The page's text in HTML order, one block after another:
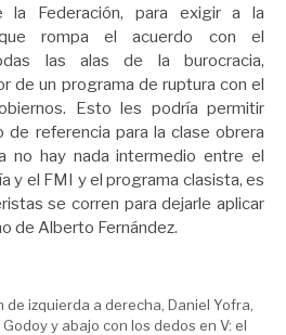
la Federación, para exigir a la
que rompa el acuerdo con el
las alas de la burocracia,
de un programa de ruptura con el
Esto les podría permitir
de referencia para la clase obrera
no hay nada intermedio entre el
y el FMI y el programa clasista, es
se corren para dejarle aplicar
de Alberto Fernández.
de izquierda a derecha, Daniel Yofra,
y abajo con los dedos en V: el